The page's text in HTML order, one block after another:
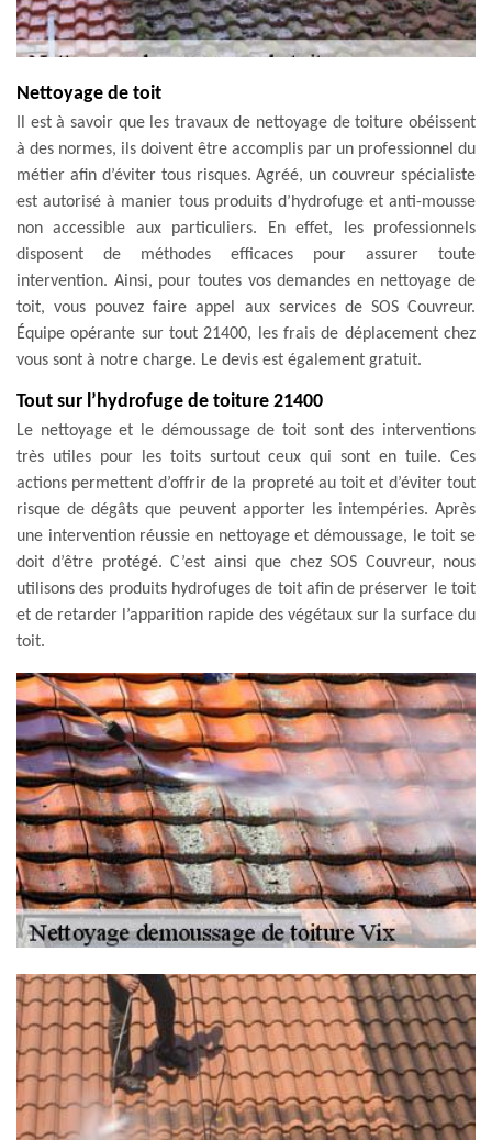
Nettoyage de toit
Il est à savoir que les travaux de nettoyage de toiture obéissent
à des normes, ils doivent être accomplis par un professionnel du
métier afin d’éviter tous risques. Agréé, un couvreur spécialiste
est autorisé à manier tous produits d’hydrofuge et anti-mousse
non accessible aux particuliers. En effet, les professionnels
disposent de méthodes efficaces pour assurer toute
intervention. Ainsi, pour toutes vos demandes en nettoyage de
toit, vous pouvez faire appel aux services de SOS Couvreur.
Équipe opérante sur tout 21400, les frais de déplacement chez
vous sont à notre charge. Le devis est également gratuit.
Tout sur l’hydrofuge de toiture 21400
Le nettoyage et le démoussage de toit sont des interventions
très utiles pour les toits surtout ceux qui sont en tuile. Ces
actions permettent d’offrir de la propreté au toit et d’éviter tout
risque de dégâts que peuvent apporter les intempéries. Après
une intervention réussie en nettoyage et démoussage, le toit se
doit d’être protégé. C’est ainsi que chez SOS Couvreur, nous
utilisons des produits hydrofuges de toit afin de préserver le toit
et de retarder l’apparition rapide des végétaux sur la surface du
toit.